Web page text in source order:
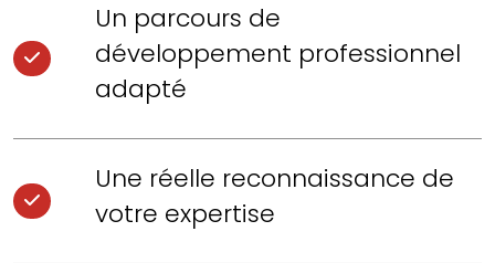
Un parcours de
développement professionnel
adapté
Une réelle reconnaissance de
votre expertise